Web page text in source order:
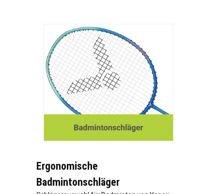
Ergonomische
Badmintonschläger